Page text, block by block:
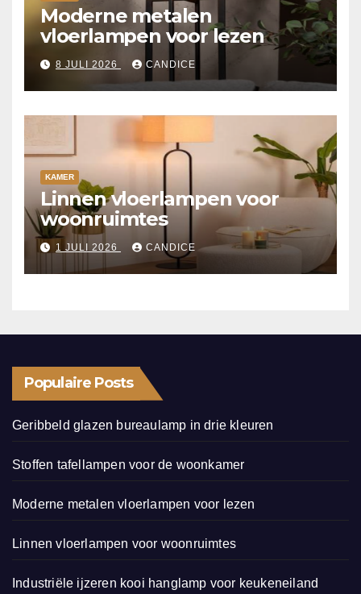
Moderne metalen
vloerlampen voor lezen
8 JULI 2026 CANDICE
KAMER
Linnen vloerlampen voor
woonruimtes
1 JULI 2026 CANDICE
Populaire Posts
Geribbeld glazen bureaulamp in drie kleuren
Stoffen tafellampen voor de woonkamer
Moderne metalen vloerlampen voor lezen
Linnen vloerlampen voor woonruimtes
Industriële ijzeren kooi hanglamp voor keukeneiland